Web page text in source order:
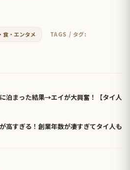
食・エンタメ
TAGS / タグ:
泊まった結果→エイが大興奮！【タイ人
高すぎる！創業年数が凄すぎてタイ人も